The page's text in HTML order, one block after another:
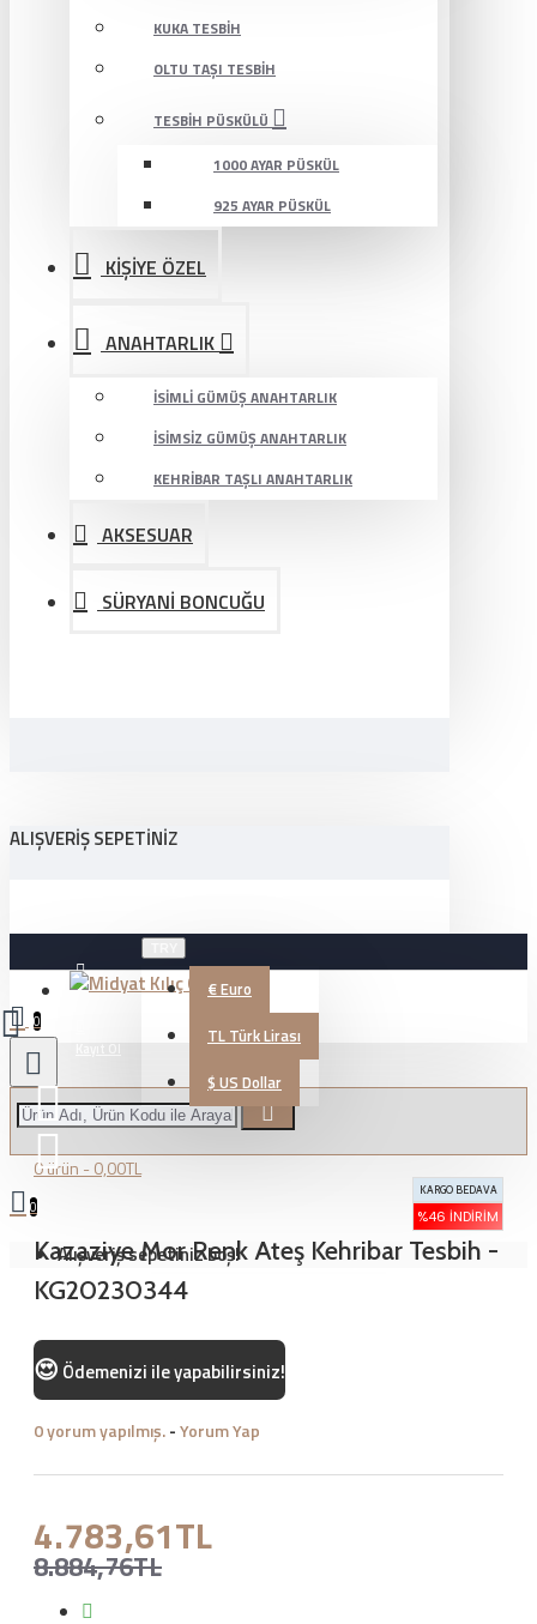
KUKA TESBIH
OLTU TAŞI TESBIH
TESBIH PÜSKÜLÜ
1000 AYAR PÜSKÜL
925 AYAR PÜSKÜL
KİŞİYE ÖZEL
ANAHTARLIK
İSIMLI GÜMÜŞ ANAHTARLIK
İSIMSIZ GÜMÜŞ ANAHTARLIK
KEHRIBAR TAŞLI ANAHTARLIK
AKSESUAR
SÜRYANİ BONCUĞU
ALIŞVERIŞ SEPETINIZ
Üye Girişi €Euro
TL Türk Lirası
$ US Dollar
0
0 ürün - 0,00TL
0
Alışveriş sepetiniz boş!
KARGO BEDAVA
%46 İNDIRIM
Kazaziye Mor Renk Ateş Kehribar Tesbih -
KG20230344
😍 Ödemenizi ile yapabilirsiniz!
0 yorum yapılmış.-Yorum Yap
4.783,61TL
8.884,76TL